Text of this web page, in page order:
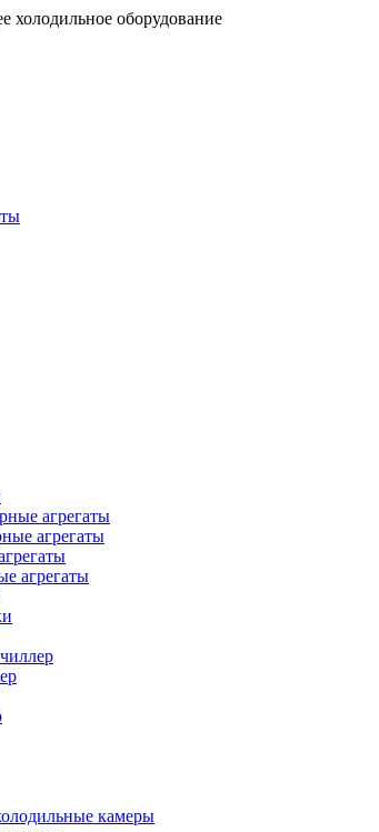
агрегаты
агрегаты
агрегаты
камеры